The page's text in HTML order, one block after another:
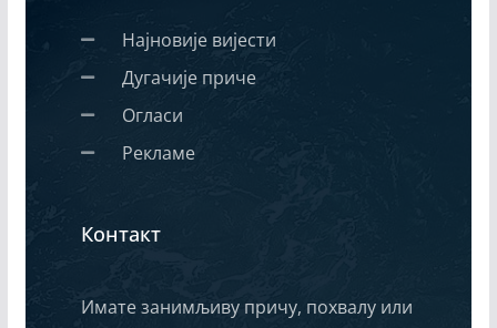
Најновије вијести
Дугачије приче
Огласи
Рекламе
Контакт
Имате занимљиву причу, похвалу или